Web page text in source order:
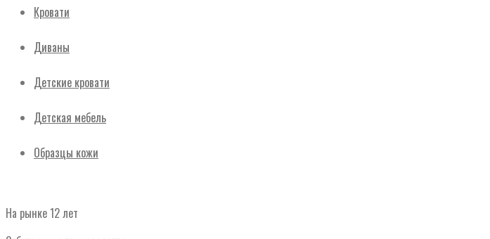
Кровати
Диваны
Детские кровати
Детская мебель
Образцы кожи
На рынке 12 лет